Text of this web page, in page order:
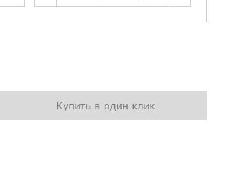
Купить в один клик